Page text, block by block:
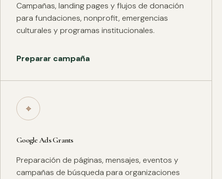
Campañas, landing pages y flujos de donación
para fundaciones, nonprofit, emergencias
culturales y programas institucionales.
Preparar campaña
⌖
Google Ads Grants
Preparación de páginas, mensajes, eventos y
campañas de búsqueda para organizaciones